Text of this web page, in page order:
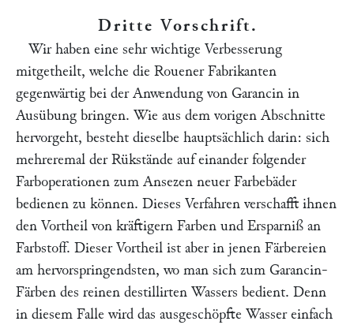
Dritte Vorschrift.
Wir haben eine sehr wichtige Verbesserung
mitgetheilt, welche die Rouener Fabrikanten
gegenwärtig bei der Anwendung von Garancin in
Ausübung bringen. Wie aus dem vorigen Abschnitte
hervorgeht, besteht dieselbe hauptsächlich darin: sich
mehreremal der Rükstände auf einander folgender
Farboperationen zum Ansezen neuer Farbebäder
bedienen zu können. Dieses Verfahren verschafft ihnen
den Vortheil von kräftigern Farben und Ersparniß an
Farbstoff. Dieser Vortheil ist aber in jenen Färbereien
am hervorspringendsten, wo man sich zum Garancin-
Färben des reinen destillirten Wassers bedient. Denn
in diesem Falle wird das ausgeschöpfte Wasser einfach